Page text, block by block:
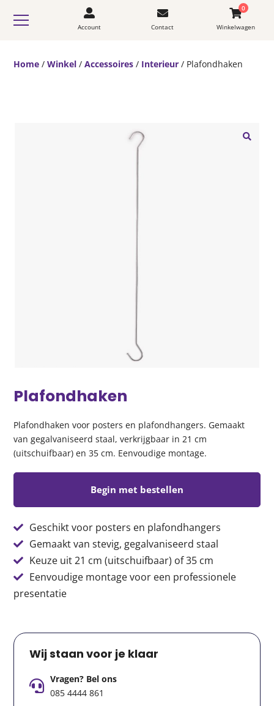
Account Contact
0
Winkelwagen
Home /Winkel /Accessoires / Interieur / Plafondhaken
Plafondhaken
Plafondhaken voor posters en plafondhangers. Gemaakt
van gegalvaniseerd staal, verkrijgbaar in 21 cm
(uitschuifbaar) en 35 cm. Eenvoudige montage.
Begin met bestellen
Geschikt voor posters en plafondhangers
Gemaakt van stevig, gegalvaniseerd staal
Keuze uit 21 cm (uitschuifbaar) of 35 cm
Eenvoudige montage voor een professionele
presentatie
Wij staan voor je klaar
Vragen? Bel ons
085 4444 861